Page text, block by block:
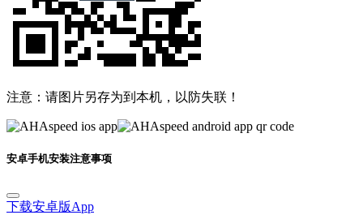
注意：请图片另存为到本机，以防失联！
安卓手机安装注意事项
下载安卓版App